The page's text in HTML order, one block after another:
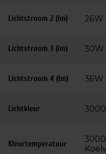
Lichtstroom 2 (lm) 26W
Lichtstroom 3 (lm) 30W
Lichtstroom 4 (lm) 36W
Lichtkleur
Kleurtemperatuur